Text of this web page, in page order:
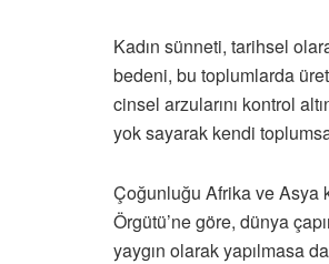
Kadın sünneti, tarihsel
bedeni, bu toplumlarda
cinsel arzularını kontrol
yok sayarak kendi
Çoğunluğu Afrika ve Asya
Örgütü’ne göre, dünya
yaygın olarak yapılmasa